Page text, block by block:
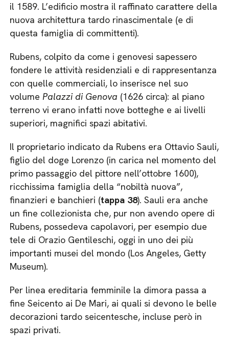
il 1589. L’edificio mostra il raffinato carattere della
nuova architettura tardo rinascimentale (e di
questa famiglia di committenti).
Rubens, colpito da come i genovesi sapessero
fondere le attività residenziali e di rappresentanza
con quelle commerciali, lo inserisce nel suo
volumePalazzidi Genova (1626 circa): al piano
terreno vi erano infatti nove botteghe e ai livelli
superiori, magnifici spazi abitativi.
Il proprietario indicato da Rubens era Ottavio Sauli,
figlio del doge Lorenzo (in carica nel momento del
primo passaggio del pittore nell’ottobre 1600),
ricchissima famiglia della “nobiltà nuova”,
finanzieri e banchieri (tappa 38). Sauli era anche
un fine collezionista che, pur non avendo opere di
Rubens, possedeva capolavori, per esempio due
tele di Orazio Gentileschi, oggi in uno dei più
importanti musei del mondo (Los Angeles, Getty
Museum).
Per linea ereditaria femminile la dimora passa a
fine Seicento ai De Mari, ai quali si devono le belle
decorazioni tardo seicentesche, incluse però in
spazi privati.